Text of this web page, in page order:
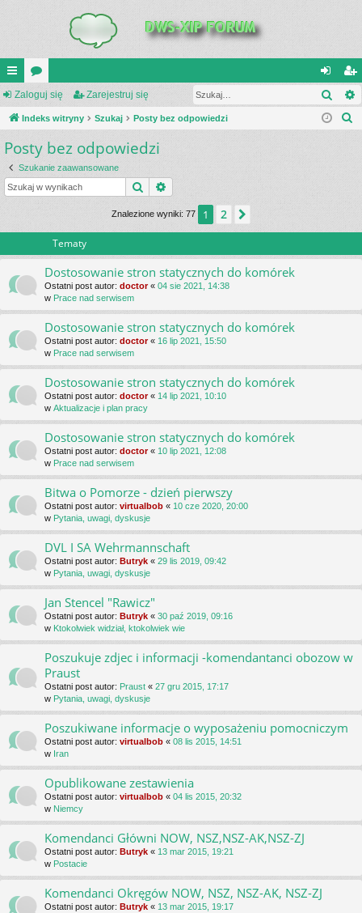
UI
C
K
_L
IN
or
a
al
og
ar
ej
Zaloguj się Zarejestruj się
Indeks witryny Szukaj Posty bez odpowiedzi
Posty bez odpowiedzi
Szukanie zaawansowane
Szukaj
Znalezione wyniki: 77 1 2
Tematy
Dostosowanie stron statycznych do komórek
Ostatni post autor: doctor« 04 sie 2021, 14:38
w Prace nad serwisem
Dostosowanie stron statycznych do komórek
Ostatni post autor: doctor« 16 lip 2021, 15:50
w Prace nad serwisem
Dostosowanie stron statycznych do komórek
Ostatni post autor: doctor« 14 lip 2021, 10:10
w Aktualizacje i plan pracy
Dostosowanie stron statycznych do komórek
Ostatni post autor: doctor« 10 lip 2021, 12:08
w Prace nad serwisem
Bitwa o Pomorze - dzień pierwszy
Ostatni post autor: virtualbob « 10 cze 2020, 20:00
w Pytania, uwagi, dyskusje
DVL I SA Wehrmannschaft
Ostatni post autor: Butryk « 29 lis 2019, 09:42
w Pytania, uwagi, dyskusje
Jan Stencel "Rawicz"
Ostatni post autor: Butryk « 30 paź 2019, 09:16
w Ktokolwiek widział, ktokolwiek wie
Poszukuje zdjec i informacji -komendantanci obozow w
Praust
Ostatni post autor: Praust « 27 gru 2015, 17:17
w Pytania, uwagi, dyskusje
Poszukiwane informacje o wyposażeniu pomocniczym
Ostatni post autor: virtualbob « 08 lis 2015, 14:51
w Iran
Opublikowane zestawienia
Ostatni post autor: virtualbob « 04 lis 2015, 20:32
w Niemcy
Komendanci Główni NOW, NSZ,NSZ-AK,NSZ-ZJ
Ostatni post autor: Butryk « 13 mar 2015, 19:21
w Postacie
Komendanci Okręgów NOW, NSZ, NSZ-AK, NSZ-ZJ
Ostatni post autor: Butryk « 13 mar 2015, 19:17